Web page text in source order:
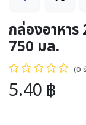
กล่องอาหา
750 มล.
(0
5.40 ฿